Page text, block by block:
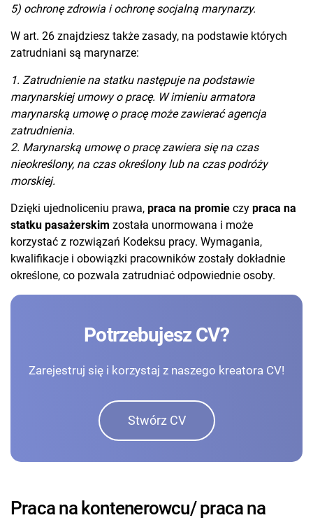
5) ochronę zdrowia i ochronę socjalną marynarzy.
W art. 26 znajdziesz także zasady, na podstawie których
zatrudniani są marynarze:
1. Zatrudnienie na statku następuje na podstawie
marynarskiej umowy o pracę. W imieniu armatora
marynarską umowę o pracę może zawierać agencja
zatrudnienia.
2. Marynarską umowę o pracę zawiera się na czas
nieokreślony, na czas określony lub na czas podróży
morskiej.
Dzięki ujednoliceniu prawa, praca na promie czy praca na
statku pasażerskim została unormowana i może
korzystać z rozwiązań Kodeksu pracy. Wymagania,
kwalifikacje i obowiązki pracowników zostały dokładnie
określone, co pozwala zatrudniać odpowiednie osoby.
Potrzebujesz CV?
Zarejestruj się i korzystaj z naszego kreatora CV!
Stwórz CV
Praca na kontenerowcu/ praca na